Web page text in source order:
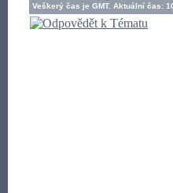
Veškerý čas je GMT. Aktuální čas: